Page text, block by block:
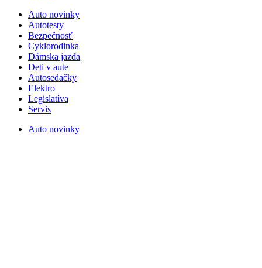
Auto novinky
Autotesty
Bezpečnosť
Cyklorodinka
Dámska jazda
Deti v aute
Autosedačky
Elektro
Legislatíva
Servis
Auto novinky